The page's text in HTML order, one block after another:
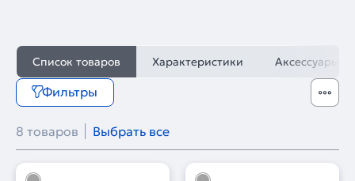
Список товаров Характеристики Аксессуары
Фильтры
8 товаров Выбрать все